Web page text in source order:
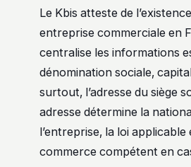
Le Kbis atteste de
entreprise commerciale en
centralise les informations
dénomination sociale,
surtout, l’adresse du siège
adresse détermine la
l’entreprise, la loi
commerce compétent en